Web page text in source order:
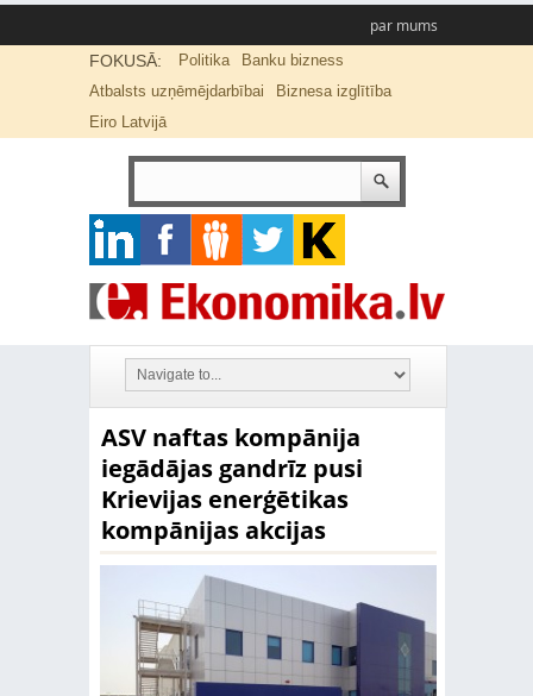
par mums
FOKUSĀ: Politika
Banku bizness
Atbalsts uzņēmējdarbībai
Biznesa izglītība
Eiro Latvijā
ASV naftas kompānija
iegādājas gandrīz pusi
Krievijas enerģētikas
kompānijas akcijas